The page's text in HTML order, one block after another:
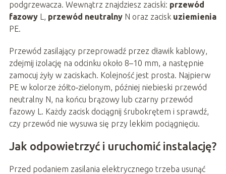
podgrzewacza. Wewnątrz znajdziesz zaciski: przewód
fazowyL, przewód neutralnyN oraz zacisk uziemienia
PE.
Przewód zasilający przeprowadź przez dławik kablowy,
zdejmij izolację na odcinku około 8–10 mm, a następnie
zamocuj żyły w zaciskach. Kolejność jest prosta. Najpierw
PE w kolorze żółto‑zielonym, później niebieski przewód
neutralny N, na końcu brązowy lub czarny przewód
fazowy L. Każdy zacisk dociągnij śrubokrętem i sprawdź,
czy przewód nie wysuwa się przy lekkim pociągnięciu.
Jak odpowietrzyć i uruchomić instalację?
Przed podaniem zasilania elektrycznego trzeba usunąć